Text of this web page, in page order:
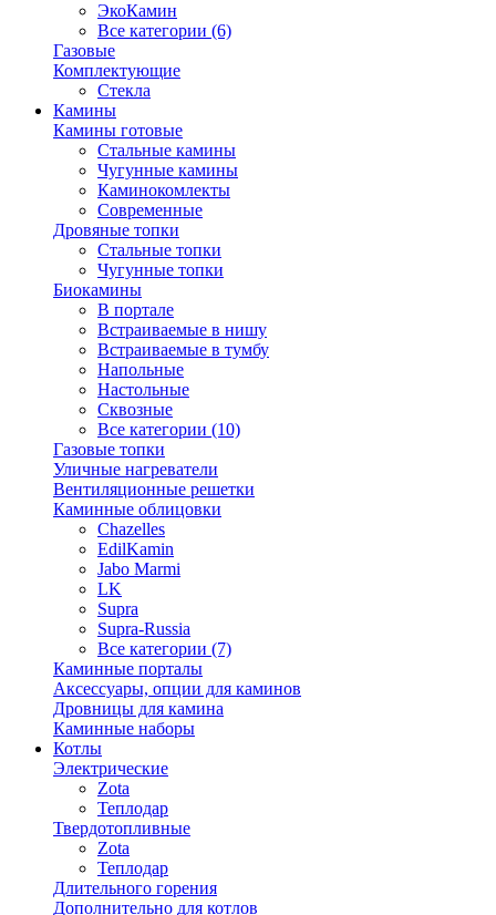
ЭкоКамин
Все категории (6)
Газовые
Комплектующие
Стекла
Камины
Камины готовые
Стальные камины
Чугунные камины
Каминокомлекты
Современные
Дровяные топки
Стальные топки
Чугунные топки
Биокамины
В портале
Встраиваемые в нишу
Встраиваемые в тумбу
Напольные
Настольные
Сквозные
Все категории (10)
Газовые топки
Уличные нагреватели
Вентиляционные решетки
Каминные облицовки
Chazelles
EdilKamin
Jabo Marmi
LK
Supra
Supra-Russia
Все категории (7)
Каминные порталы
Аксессуары, опции для каминов
Дровницы для камина
Каминные наборы
Котлы
Электрические
Zota
Теплодар
Твердотопливные
Zota
Теплодар
Длительного горения
Дополнительно для котлов